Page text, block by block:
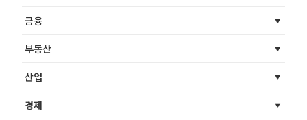
금융
부동산
산업
경제